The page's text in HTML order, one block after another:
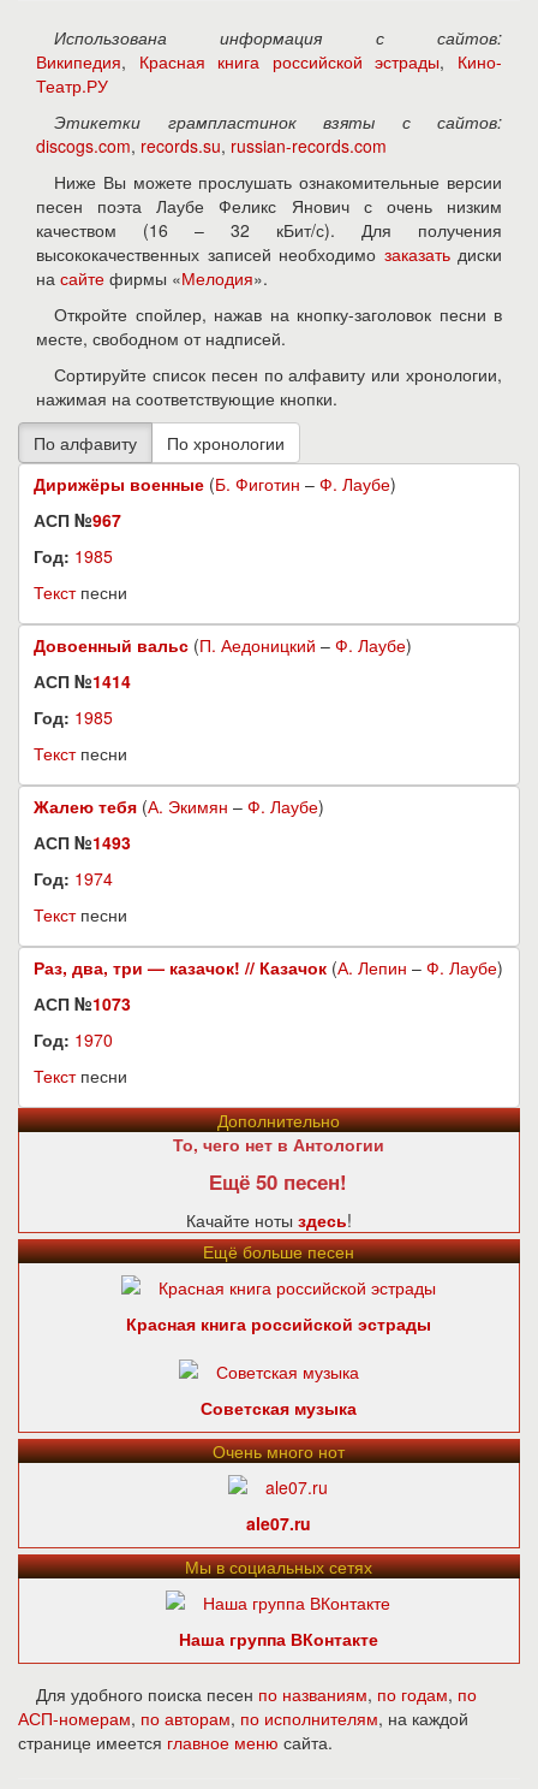
Использована информация с сайтов:
Википедия, Красная книга российской эстрады, Кино-
Театр.РУ
Этикетки грампластинок взяты с сайтов:
discogs.com, records.su, russian-records.com
Ниже Вы можете прослушать ознакомительные версии
песен поэта Лаубе Феликс Янович с очень низким
качеством (16 – 32 кБит/с). Для получения
высококачественных записей необходимо заказатьдиски
на сайте фирмы «Мелодия».
Откройте спойлер, нажав на кнопку-заголовок песни в
месте, свободном от надписей.
Сортируйте список песен по алфавиту или хронологии,
нажимая на соответствующие кнопки.
Дирижёры военные (Б. Фиготин – Ф. Лаубе)
АСП №967
Год: 1985
Текстпесни
Довоенный вальс (П. Аедоницкий – Ф. Лаубе)
АСП №1414
Год: 1985
Текстпесни
Жалею тебя (А. Экимян – Ф. Лаубе)
АСП №1493
Год: 1974
Текстпесни
Раз, два, три — казачок! // Казачок (А. Лепин – Ф. Лаубе)
АСП №1073
Год: 1970
Текстпесни
Дополнительно
То, чего нет в Антологии
Ещё 50 песен!
Качайте ноты здесь!
Ещё больше песен
Красная книга российской эстрады
Советская музыка
Очень много нот
ale07.ru
Мы в социальных сетях
Наша группа ВКонтакте
Для удобного поиска песен по названиям, по годам, по
АСП-номерам, по авторам, по исполнителям, на каждой
странице имеется главное меню сайта.